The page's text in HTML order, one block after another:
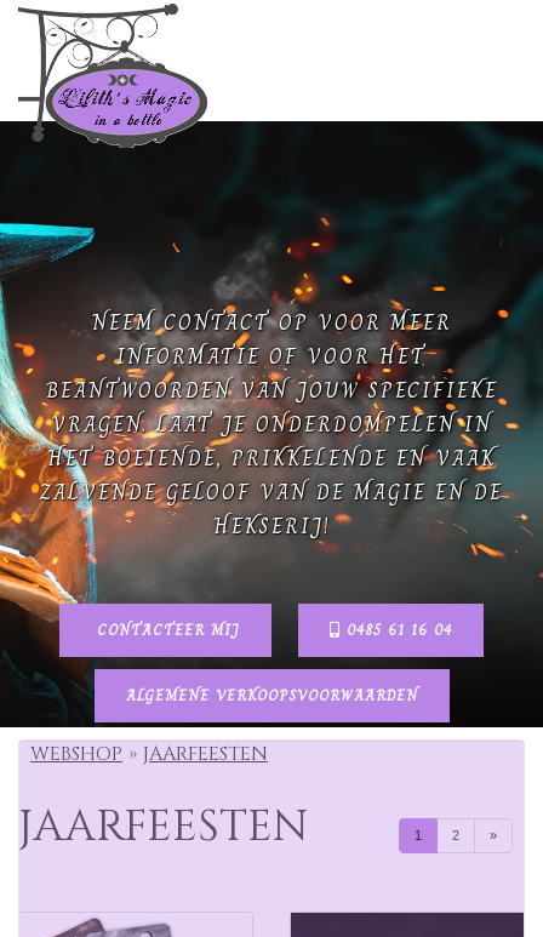
NEEM CONTACT OP VOOR MEER
INFORMATIE OF VOOR HET
BEANTWOORDEN VAN JOUW SPECIFIEKE
VRAGEN. LAAT JE ONDERDOMPELEN IN
HET BOEIENDE, PRIKKELENDE EN VAAK
ZALVENDE GELOOF VAN DE MAGIE EN DE
HEKSERIJ!
CONTACTEER MIJ 0485 61 16 04
ALGEMENE VERKOOPSVOORWAARDEN
WEBSHOP JAARFEESTEN
1 2 »
JAARFEESTEN